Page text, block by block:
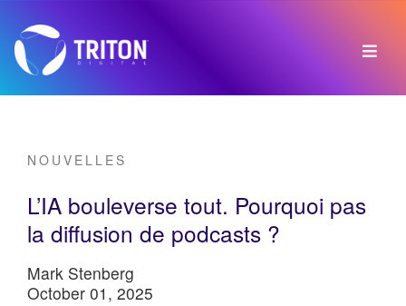
NOUVELLES
L’IA bouleverse tout. Pourquoi pas
la diffusion de podcasts ?
Mark Stenberg
October 01, 2025